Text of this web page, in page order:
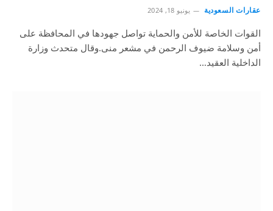
عقارات السعودية يونيو 18, 2024
القوات الخاصة للأمن والحماية تواصل جهودها في المحافظة على
أمن وسلامة ضيوف الرحمن في مشعر منى.وقال متحدث وزارة
الداخلية العقيد…